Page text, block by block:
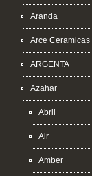
Aranda
Arce Ceramicas
ARGENTA
Azahar
Abril
Air
Amber